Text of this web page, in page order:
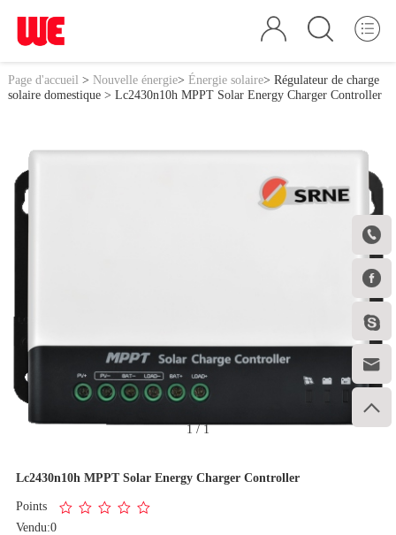





Page d'accueil > Nouvelle énergie> Énergie solaire> Régulateur de charge
solaire domestique> Lc2430n10h MPPT Solar Energy Charger Controller
1/1
Lc2430n10h MPPT Solar Energy Charger Controller
Points
Vendu:0